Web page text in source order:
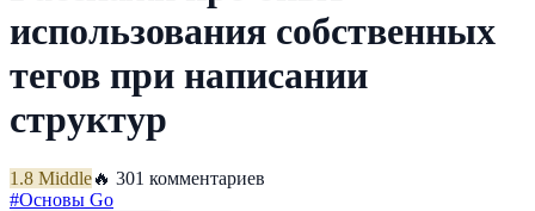
использования собственных
тегов при написании
структур
1.8 Middle🔥 301 комментариев
#Основы Go